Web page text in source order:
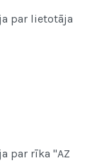
par lietotāja
par rīka "AZ